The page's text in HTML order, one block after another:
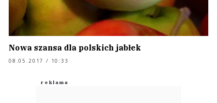
Nowa szansa dla polskich jabłek
08.05.2017 / 10:33